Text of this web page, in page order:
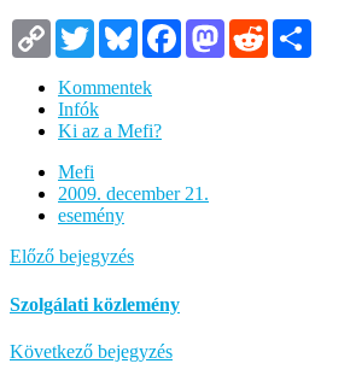
Copy
Link
TwitterBlueskyFacebookMastodon
Reddit
Kommentek
Infók
Ki az a Mefi?
Mefi
2009. december 21.
esemény
Előző bejegyzés
Szolgálati közlemény
Következő bejegyzés